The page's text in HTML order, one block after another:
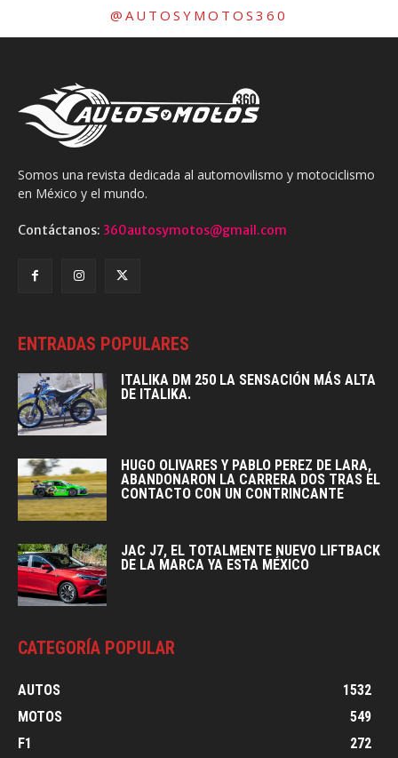
@AUTOSYMOTOS360
Somos una revista dedicada al automovilismo y motociclismo
en México y el mundo.
Contáctanos: 360autosymotos@gmail.com
ENTRADAS POPULARES
ITALIKA DM 250 LA SENSACIÓN MÁS ALTA
DE ITALIKA.
HUGO OLIVARES Y PABLO PEREZ DE LARA,
ABANDONARON LA CARRERA DOS TRAS EL
CONTACTO CON UN CONTRINCANTE
JAC J7, EL TOTALMENTE NUEVO LIFTBACK
DE LA MARCA YA ESTA MÉXICO
CATEGORÍA POPULAR
AUTOS
1532
MOTOS
549
F1
272